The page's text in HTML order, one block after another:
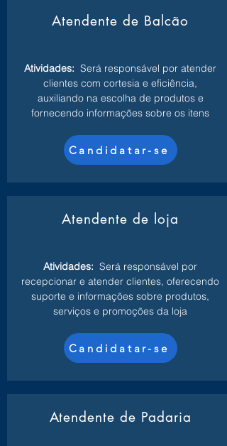
Atendente de Balcão
Atividades: Será responsável por atender
clientes com cortesia e eficiência,
auxiliando na escolha de produtos e
fornecendo informações sobre os itens
Candidatar-se
Atendente de loja
Atividades: Será responsável por
recepcionar e atender clientes, oferecendo
suporte e informações sobre produtos,
serviços e promoções da loja
Candidatar-se
Atendente de Padaria